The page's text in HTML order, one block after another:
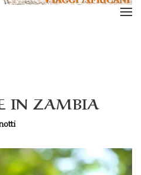
IN ZAMBIA